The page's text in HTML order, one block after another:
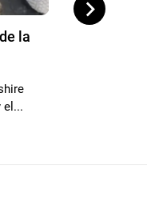
la
el...